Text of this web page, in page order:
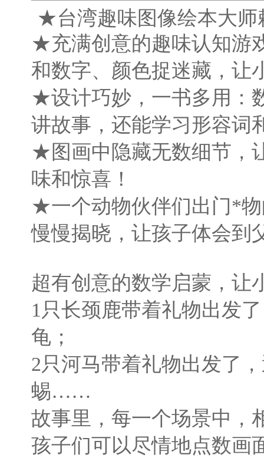
★台湾趣味图像绘本大师
★充满创意的趣味认知游
和数字、颜色捉迷藏，让
★设计巧妙，一书多用：
讲故事，还能学习形容词
★图画中隐藏无数细节，
味和惊喜！
★一个动物伙伴们出门*
慢慢揭晓，让孩子体会到
超有创意的数学启蒙，让
1只长颈鹿带着礼物出发
龟；
2只河马带着礼物出发了
蜴……
故事里，每一个场景中，
孩子们可以尽情地点数画